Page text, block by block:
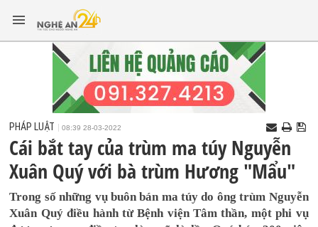
PHÁP LUẬT 08:39 28-03-2022
Cái bắt tay của trùm ma túy Nguyễn
Xuân Quý với bà trùm Hương "Mẩu"
Trong số những vụ buôn bán ma túy do ông trùm Nguyễn
Xuân Quý điều hành từ Bệnh viện Tâm thần, một phi vụ